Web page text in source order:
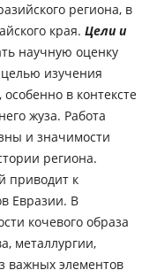
региона, в
края. Цели и
научную оценку
изучения
в контексте
жуза. Работа
и значимости
региона.
приводит к
Евразии. В
кочевого образа
металлургии,
важных элементов